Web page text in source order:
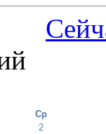
Ср
2